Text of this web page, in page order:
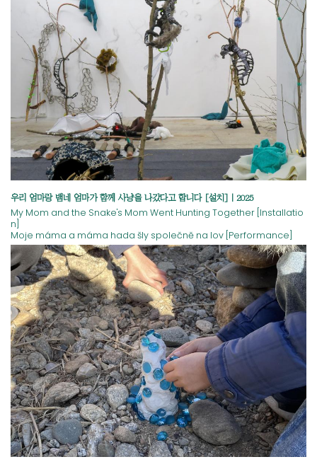
우리 엄마랑 뱀네 엄마가 함께 사냥을 나갔다고 합니다 [설치] | 2025
My Mom and the Snake's Mom Went Hunting Together [Installatio
n]
Moje máma a máma hada šly společně na lov [Performance]